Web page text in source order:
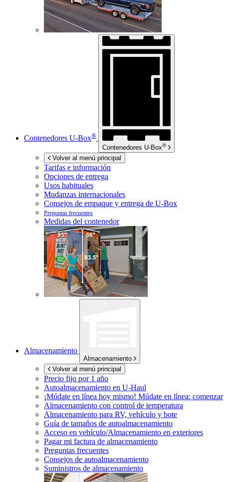
Contenedores U-Box®
Contenedores U-Box®
Volver al menú principal
Tarifas e información
Opciones de entrega
Usos habituales
Mudanzas internacionales
Consejos de empaque y entrega de U-Box
Preguntas frecuentes
Medidas del contenedor
Almacenamiento
Almacenamiento
Volver al menú principal
Precio fijo por 1 año
Autoalmacenamiento en U-Haul
¡Múdate en línea hoy mismo! Múdate en línea: comenzar
Almacenamiento con control de temperatura
Almacenamiento para RV, vehículo y bote
Guía de tamaños de autoalmacenamiento
Acceso en vehículo/Almacenamiento en exteriores
Pagar mi factura de almacenamiento
Preguntas frecuentes
Consejos de autoalmacenamiento
Suministros de almacenamiento